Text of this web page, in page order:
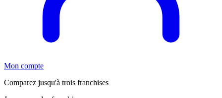
Mon compte
Comparez jusqu'à trois franchises